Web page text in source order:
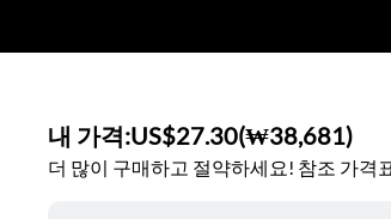
내 가격:US$27.30(₩38,681)
더 많이 구매하고 절약하세요! 참조 가격